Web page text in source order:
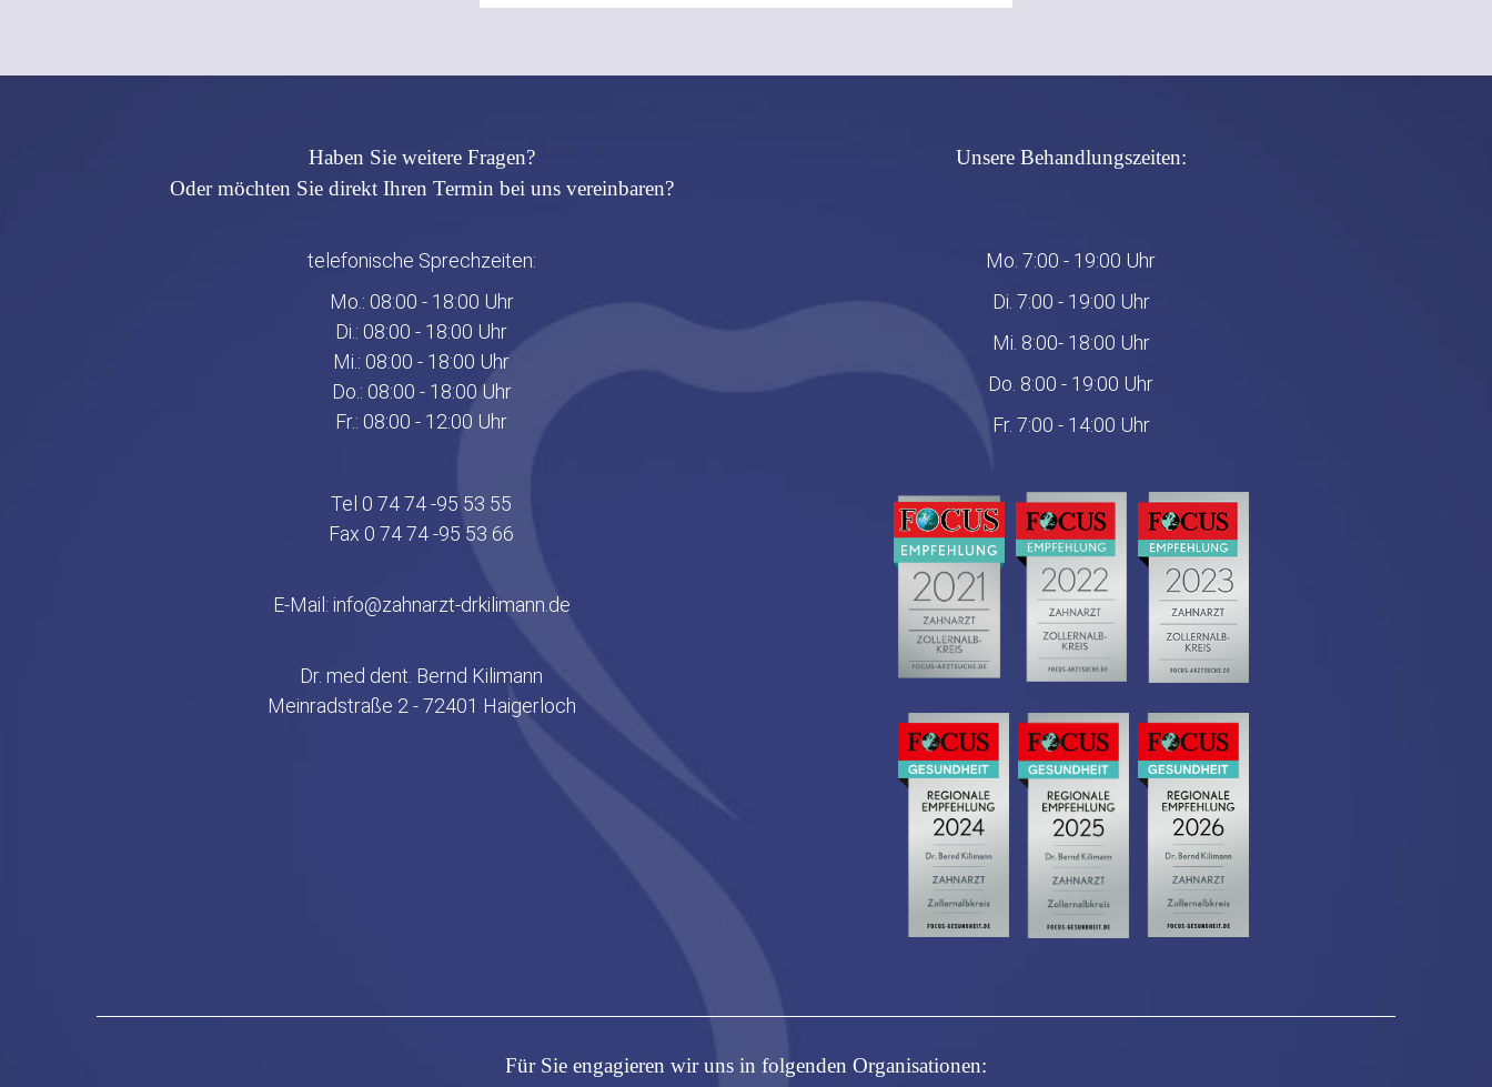
Haben Sie weitere Fragen?
Oder möchten Sie direkt Ihren Termin bei uns vereinbaren?
telefonische Sprechzeiten:
Mo.: 08:00 - 18:00 Uhr
Di.: 08:00 - 18:00 Uhr
Mi.: 08:00 - 18:00 Uhr
Do.: 08:00 - 18:00 Uhr
Fr.: 08:00 - 12:00 Uhr
Tel 0 74 74 -95 53 55
Fax 0 74 74 -95 53 66
E-Mail: info@zahnarzt-drkilimann.de
Dr. med dent. Bernd Kilimann
Meinradstraße 2 - 72401 Haigerloch
Unsere Behandlungszeiten:
Mo. 7:00 - 19:00 Uhr
Di. 7:00 - 19:00 Uhr
Mi. 8:00- 18:00 Uhr
Do. 8:00 - 19:00 Uhr
Fr. 7:00 - 14:00 Uhr
Für Sie engagieren wir uns in folgenden Organisationen: